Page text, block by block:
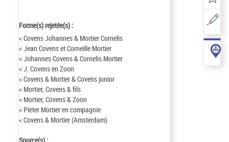
Forme(s) rejetée(s) :
< Covens Johannes & Mortier Cornelis
< Jean Covens et Corneille Mortier
< Johannes Covens & Cornelis Mortier
< J. Covens en Zoon
< Covens & Mortier & Covens junior
< Mortier, Covens & fils
< Mortier, Covens & Zoon
< Pieter Mortier en compagnie
< Covens & Mortier (Amsterdam)